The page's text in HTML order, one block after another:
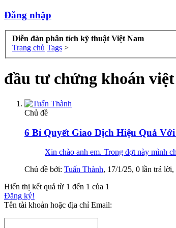
Đăng nhập
Diễn đàn phân tích kỹ thuật Việt Nam
Trang chủ Tags >
đầu tư chứng khoán
Chủ đề
6 Bí Quyết Giao Dịch Hiệu Quả
Xin chào anh em. Trong đợt này mình
Chủ đề bởi: Tuấn Thành, 17/1/25, 0 lần trả lời,
Hiển thị kết quả từ 1 đến 1 của 1
Đăng ký!
Tên tài khoản hoặc địa chỉ Email: